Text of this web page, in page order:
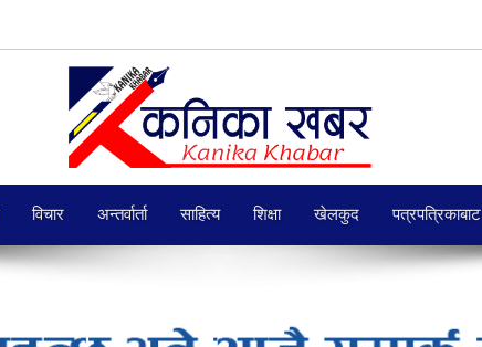
विचार अन्तर्वार्ता साहित्य शिक्षा खेलकुद पत्रपत्रिकाबाट